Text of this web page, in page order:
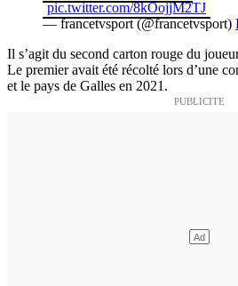
pic.twitter.com/8kOojjM2TJ
— francetvsport (@francetvsport)
Il s’agit du second carton rouge du
Le premier avait été récolté lors d’une
et le pays de Galles en 2021.